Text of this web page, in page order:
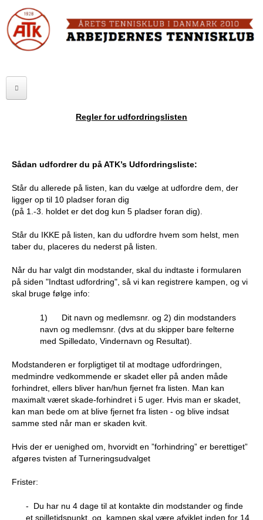
to
main
d
e
r
e
n
n
s
FORSIDE
TURNERINGER
RANGLISTER
PADEL I ATK
Regler for udfordringslisten
Sådan udfordrer du på ATK’s Udfordringsliste:
Står du allerede på listen, kan du vælge at udfordre dem, der
ligger op til 10 pladser foran dig
(på 1.-3. holdet er det dog kun 5 pladser foran dig).
Står du IKKE på listen, kan du udfordre hvem som helst, men
taber du, placeres du nederst på listen.
Når du har valgt din modstander, skal du indtaste i formularen
på siden "Indtast udfordring", så vi kan registrere kampen, og vi
skal bruge følge info:
1) Dit navn og medlemsnr. og 2) din modstanders
navn og medlemsnr. (dvs at du skipper bare felterne
med Spilledato, Vindernavn og Resultat).
Modstanderen er forpligtiget til at modtage udfordringen,
medmindre vedkommende er skadet eller på anden måde
forhindret, ellers bliver han/hun fjernet fra listen. Man kan
maximalt været skade-forhindret i 5 uger. Hvis man er skadet,
kan man bede om at blive fjernet fra listen - og blive indsat
samme sted når man er skaden kvit.
Hvis der er uenighed om, hvorvidt en ”forhindring” er berettiget”
afgøres tvisten af Turneringsudvalget
Frister:
- Du har nu 4 dage til at kontakte din modstander og finde
et spilletidspunkt, og kampen skal være afviklet inden for 14